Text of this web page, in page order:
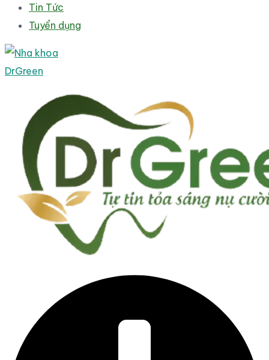
Tin Tức
Tuyển dụng